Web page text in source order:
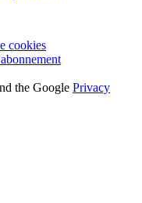
cookies
the Google Privacy